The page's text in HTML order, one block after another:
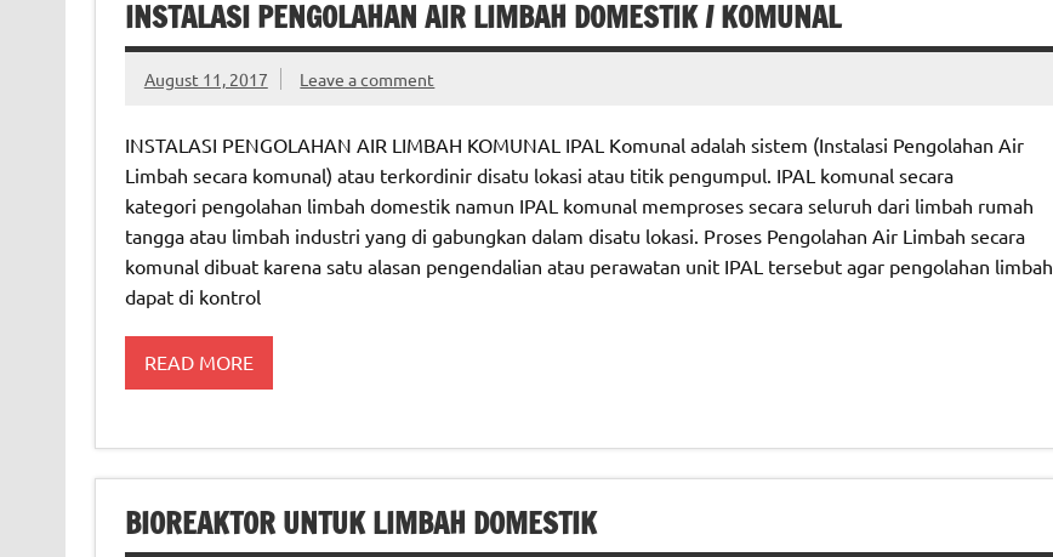
INSTALASI PENGOLAHAN AIR LIMBAH DOMESTIK / KOMUNAL
August 11, 2017 Leave a comment
INSTALASI PENGOLAHAN AIR LIMBAH KOMUNAL IPAL Komunal adalah sistem (Instalasi Pengolahan Air
Limbah secara komunal) atau terkordinir disatu lokasi atau titik pengumpul. IPAL komunal secara
kategori pengolahan limbah domestik namun IPAL komunal memproses secara seluruh dari limbah rumah
tangga atau limbah industri yang di gabungkan dalam disatu lokasi. Proses Pengolahan Air Limbah secara
komunal dibuat karena satu alasan pengendalian atau perawatan unit IPAL tersebut agar pengolahan limbah
dapat di kontrol
READ MORE
BIOREAKTOR UNTUK LIMBAH DOMESTIK